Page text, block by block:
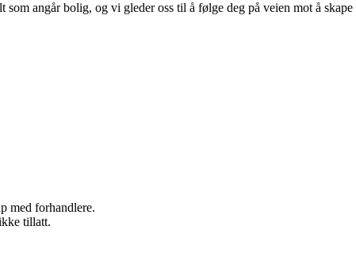
angår bolig, og vi gleder oss til å følge deg på veien mot å skape
med forhandlere.
tillatt.